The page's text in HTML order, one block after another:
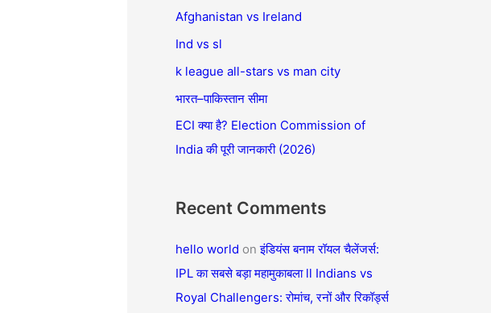
c
r
:
Afghanistan vs Ireland
Ind vs sl
k league all-stars vs man city
भारत–पाकिस्तान सीमा
ECI क्या है? Election Commission of
India की पूरी जानकारी (2026)
Recent Comments
hello world onइंडियंस बनाम रॉयल चैलेंजर्स:
IPL का सबसे बड़ा महामुकाबला ll Indians vs
Royal Challengers: रोमांच, रनों और रिकॉर्ड्स